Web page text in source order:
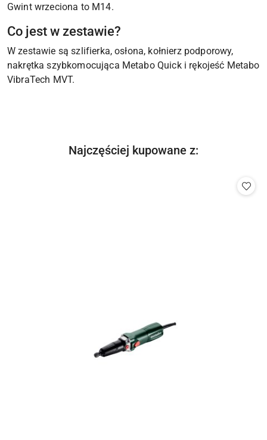
Gwint wrzeciona to M14.
Co jest w zestawie?
W zestawie są szlifierka, osłona, kołnierz podporowy,
nakrętka szybkomocująca Metabo Quick i rękojeść Metabo
VibraTech MVT.
Pomiń karuzelę produktów
Produkty
Najczęściej kupowane z: